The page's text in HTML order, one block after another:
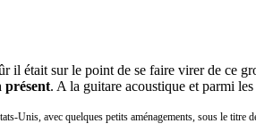
il était sur le point de se faire virer de ce
présent. A la guitare acoustique et parmi les
Unis, avec quelques petits aménagements, sous le titre